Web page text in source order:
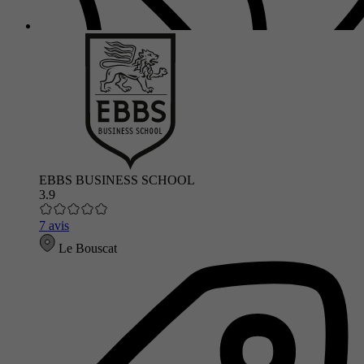
EBBS BUSINESS SCHOOL
3.9
7 avis
Le Bouscat